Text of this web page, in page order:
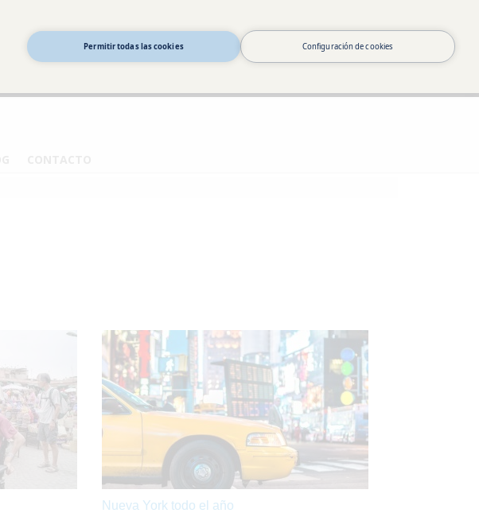
Permitir todas las cookies Configuración de cookies
Nueva York todo el año